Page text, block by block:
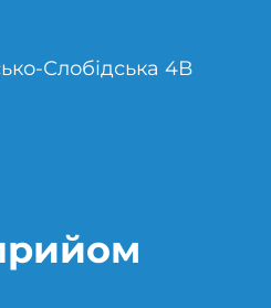
Слобідська 4В